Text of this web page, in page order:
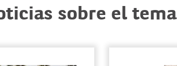
sobre el tema